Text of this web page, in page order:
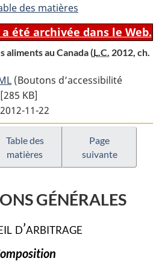
des matières
été archivée dans le Web.
aliments au Canada (L.C. 2012, ch.
Texte
complet
:
Loi
sur
la
salubrité
aliments
Canada
(Boutons d’accessibilité
Texte
complet
Loi
sur
des
[285 KB]
11-22
Table des
matières
Page
suivante
GÉNÉRALES
d’arbitrage